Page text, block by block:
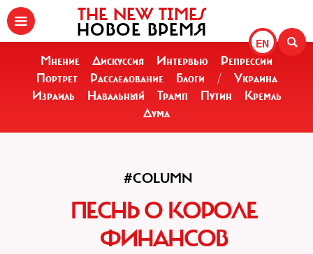
EN
THE NEW TIMES
НОВОЕ ВРЕМЯ
Мнение Дискуссия Интервью
Репрессии
Портрет
Расследование Блоги /
Украина
Израиль
Навальный Трамп Путин
Кремль
Дума
#COLUMN
ПЕСНЬ О КОРОЛЕ
ФИНАНСОВ